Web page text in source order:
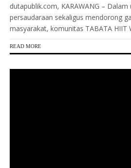
dutapublik.com, KARAWANG –
persaudaraan sekaligus mendorong
masyarakat, komunitas TABATA HIIT
READ MORE
Keterangan Gambar: Pengurus dan kader Partai Golkar berfoto bersama usai pelaksanaan Muscam PK Golkar Kecamatan Negeri Besar, Kabupaten Way Kanan, Sabtu (2/5/2026).